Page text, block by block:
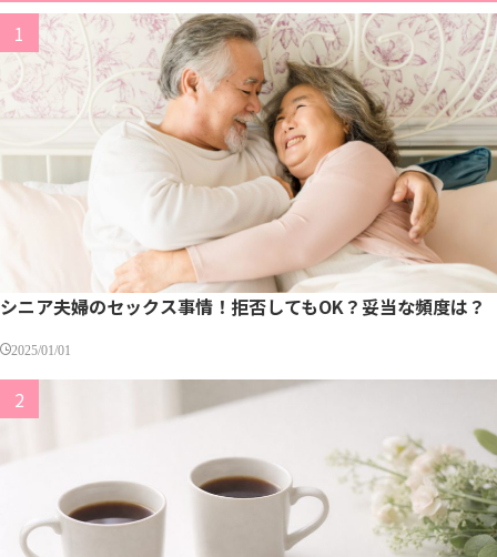
シニア夫婦のセックス事情！拒否してもOK？妥当な頻度は？
2025/01/01